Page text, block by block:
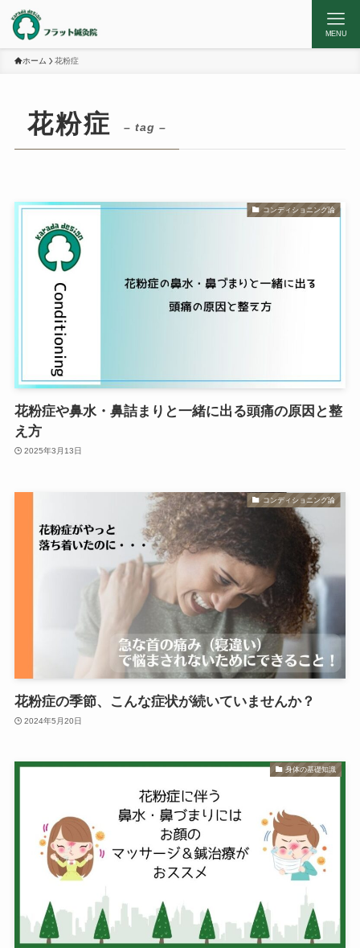
MENU
ホーム 花粉症
花粉症 – tag –
コンディショニング論
花粉症や鼻水・鼻詰まりと一緒に出る頭痛の原因と整
え方
2025年3月13日
コンディショニング論
花粉症の季節、こんな症状が続いていませんか？
2024年5月20日
身体の基礎知識